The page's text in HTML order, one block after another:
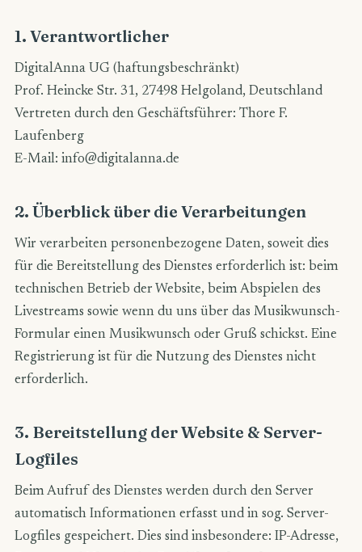
1. Verantwortlicher
DigitalAnna UG (haftungsbeschränkt)
Prof. Heincke Str. 31, 27498 Helgoland, Deutschland
Vertreten durch den Geschäftsführer: Thore F.
Laufenberg
E-Mail: info@digitalanna.de
2. Überblick über die Verarbeitungen
Wir verarbeiten personenbezogene Daten, soweit dies
für die Bereitstellung des Dienstes erforderlich ist: beim
technischen Betrieb der Website, beim Abspielen des
Livestreams sowie wenn du uns über das Musikwunsch-
Formular einen Musikwunsch oder Gruß schickst. Eine
Registrierung ist für die Nutzung des Dienstes nicht
erforderlich.
3. Bereitstellung der Website & Server-
Logfiles
Beim Aufruf des Dienstes werden durch den Server
automatisch Informationen erfasst und in sog. Server-
Logfiles gespeichert. Dies sind insbesondere: IP-Adresse,